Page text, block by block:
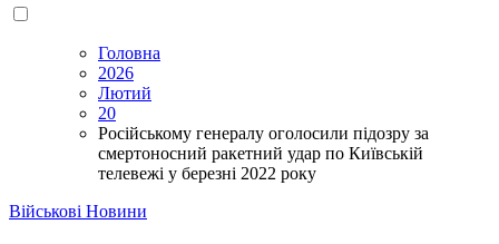
Головна
2026
Лютий
20
Російському генералу оголосили підозру за
смертоносний ракетний удар по Київській
телевежі у березні 2022 року
Військові Новини